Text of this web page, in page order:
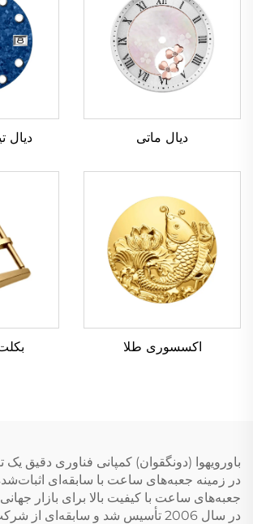
دیال ماتی دیال
اکسسوری طلا
باورویهوا (دونگقوان) کمپانی فناوری دقیق یک
در زمینه جعبه‌های ساعت با سابقه‌ای
جعبه‌های ساعت با کیفیت بالا برای بازار
در سال 2006 تأسیس شد و سابقه‌ای